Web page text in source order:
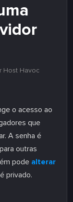
Host Havoc
o acesso ao
que
A senha é
outras
pode alterar
privado.